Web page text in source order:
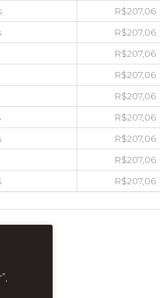
R$207,06
R$207,06
R$207,06
R$207,06
R$207,06
R$207,06
R$207,06
R$207,06
R$207,06